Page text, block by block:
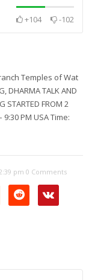
+104 -102
Temples of Wat
DHARMA TALK AND
STARTED FROM 2
9:30 PM USA Time:
pm 0 Comments